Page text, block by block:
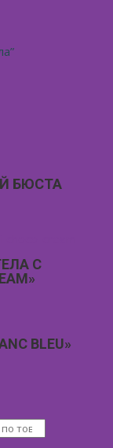
БЮСТА
С
BLEU»